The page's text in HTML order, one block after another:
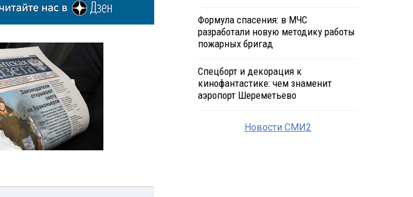
Формула спасения: в МЧС
разработали новую методику работы
пожарных бригад
Спецборт и декорация к
кинофантастике: чем знаменит
аэропорт Шереметьево
Новости СМИ2